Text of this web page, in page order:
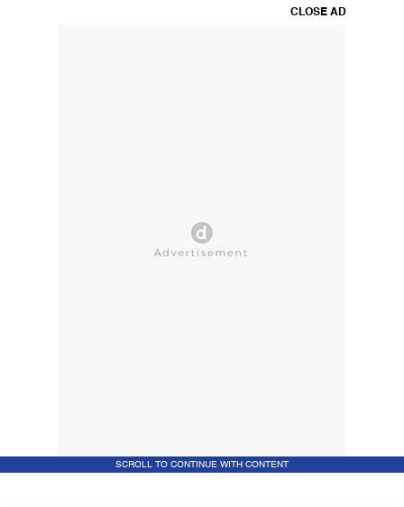
CLOSE AD
SCROLL TO CONTINUE WITH CONTENT